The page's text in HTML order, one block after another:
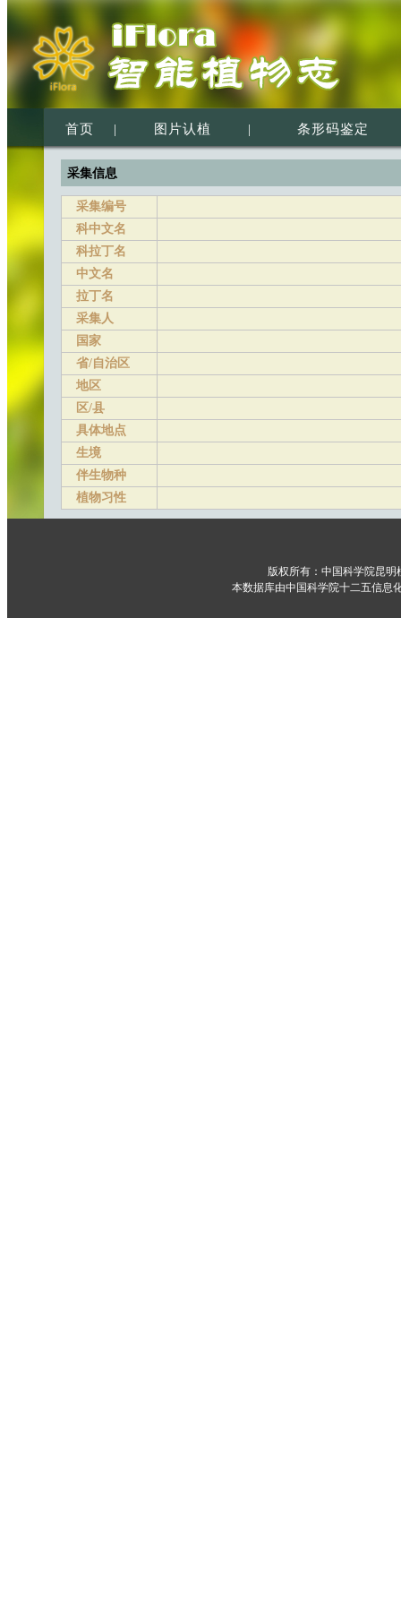
首页 | 图片认植 | 条形码鉴定
采集信息
采集编号
科中文名
科拉丁名
中文名
拉丁名
采集人
国家
省/自治区
地区
区/县
具体地点
生境
伴生物种
植物习性
版权所有：中国科学院昆
本数据库由中国科学院十二五信息